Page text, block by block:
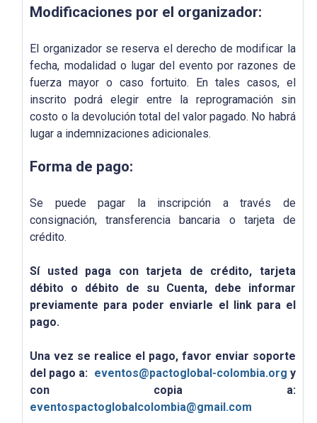
Modificaciones por el organizador:
El organizador se reserva el derecho de modificar la
fecha, modalidad o lugar del evento por razones de
fuerza mayor o caso fortuito. En tales casos, el
inscrito podrá elegir entre la reprogramación sin
costo o la devolución total del valor pagado. No habrá
lugar a indemnizaciones adicionales.
Forma de pago:
Se puede pagar la inscripción a través de
consignación, transferencia bancaria o tarjeta de
crédito.
Sí usted paga con tarjeta de crédito, tarjeta
débito o débito de su Cuenta, debe informar
previamente para poder enviarle el link para el
pago.
Una vez se realice el pago, favor enviar soporte
del pago a: eventos@pactoglobal-colombia.org y
con copia a:
eventospactoglobalcolombia@gmail.com